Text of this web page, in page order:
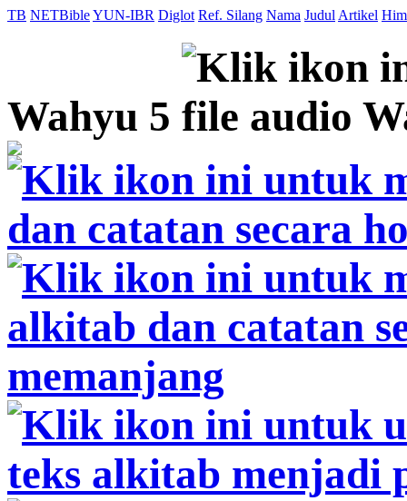
TB NETBibleYUN-IBR Diglot Ref. Silang Nama Judul Artikel
Wahyu 5